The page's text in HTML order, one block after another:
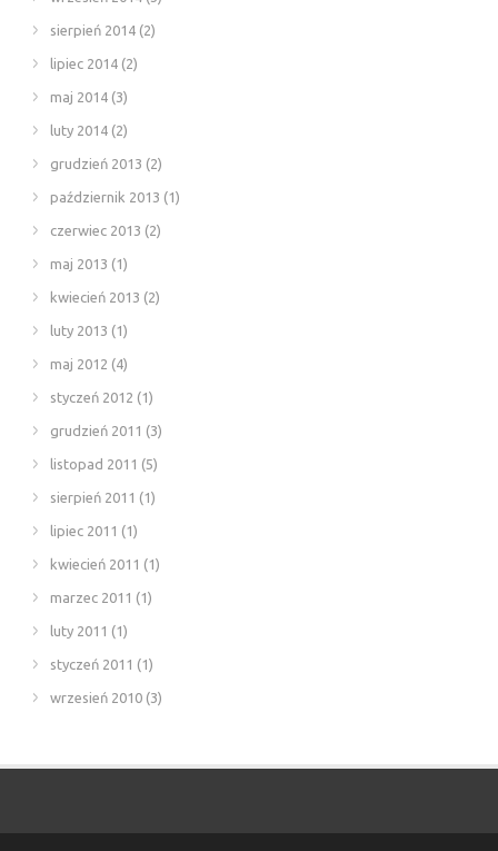
sierpień 2014 (2)
lipiec 2014 (2)
maj 2014 (3)
luty 2014 (2)
grudzień 2013 (2)
październik 2013 (1)
czerwiec 2013 (2)
maj 2013 (1)
kwiecień 2013 (2)
luty 2013 (1)
maj 2012 (4)
styczeń 2012 (1)
grudzień 2011 (3)
listopad 2011 (5)
sierpień 2011 (1)
lipiec 2011 (1)
kwiecień 2011 (1)
marzec 2011 (1)
luty 2011 (1)
styczeń 2011 (1)
wrzesień 2010 (3)